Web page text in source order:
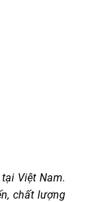
Việt Nam.
chất lượng